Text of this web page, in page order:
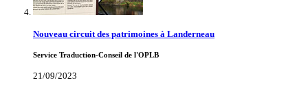
Nouveau circuit des patrimoines à Landerneau
Service Traduction-Conseil de l'OPLB
21/09/2023